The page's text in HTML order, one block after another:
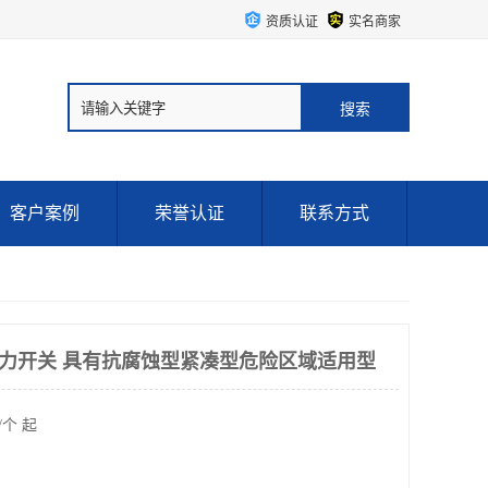
资质认证 实名商家
客户案例 荣誉认证 联系方式
开关 具有抗腐蚀型紧凑型危险区域适用型
起